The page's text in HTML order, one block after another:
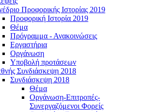
Προφορικής Ιστορίας 2019
Προφορική Ιστορία 2019
Θέμα
Πρόγραμμα - Ανακοινώσεις
Εργαστήρια
Οργάνωση
Υποβολή προτάσεων
Συνδιάσκεψη 2018
Συνδιάσκεψη 2018
Θέμα
Οργάνωση-Επιτροπές-
Συνεργαζόμενοι Φορείς